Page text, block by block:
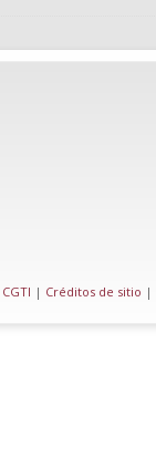
CGTI | Créditos de sitio |